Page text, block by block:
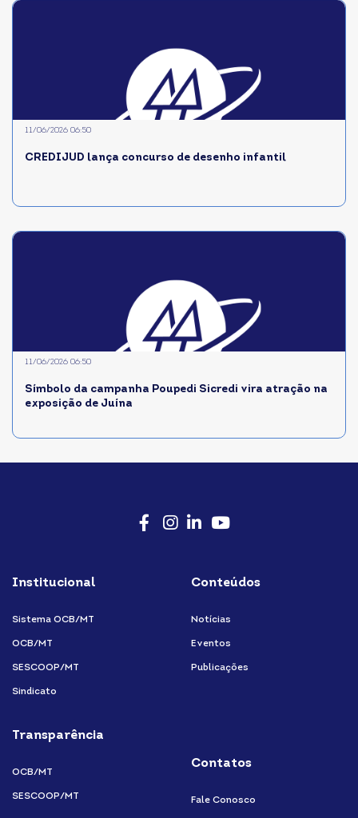
CREDIJUD lança concurso de desenho infantil
11/06/2026 06:50
Símbolo da campanha Poupedi Sicredi vira atração na
exposição de Juína
11/06/2026 06:50
Institucional
Sistema OCB/MT
OCB/MT
SESCOOP/MT
Sindicato
Transparência
OCB/MT
SESCOOP/MT
Conteúdos
Notícias
Eventos
Publicações
Contatos
Fale Conosco